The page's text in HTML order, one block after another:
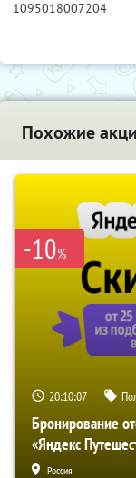
1095018007204
Похожие
-10%
20:10:06
Бронирование
«Яндекс
Россия